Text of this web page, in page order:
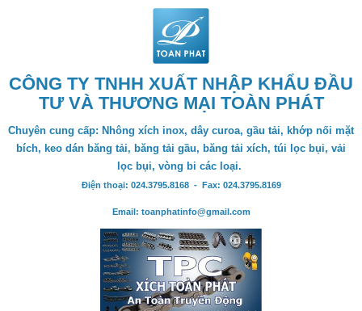
CÔNG TY TNHH XUẤT NHẬP KHẨU ĐẦU
TƯ VÀ THƯƠNG MẠI TOÀN PHÁT
Chuyên cung cấp: Nhông xích inox, dây curoa, gầu tải, khớp nối mặt
bích, keo dán băng tải, băng tải gầu, băng tải xích, túi lọc bụi, vải
lọc bụi, vòng bi các loại.
Điện thoại: 024.3795.8168 - Fax: 024.3795.8169
Email: toanphatinfo@gmail.com